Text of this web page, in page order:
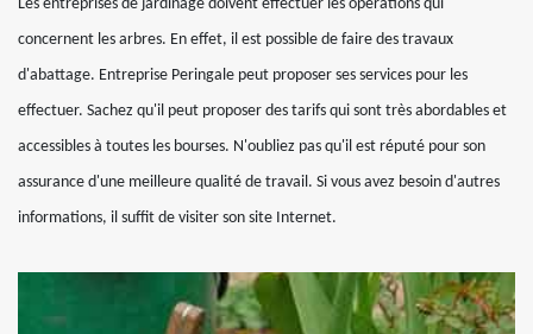
Les entreprises de jardinage doivent effectuer les opérations qui
concernent les arbres. En effet, il est possible de faire des travaux
d'abattage. Entreprise Peringale peut proposer ses services pour les
effectuer. Sachez qu'il peut proposer des tarifs qui sont très abordables et
accessibles à toutes les bourses. N'oubliez pas qu'il est réputé pour son
assurance d'une meilleure qualité de travail. Si vous avez besoin d'autres
informations, il suffit de visiter son site Internet.